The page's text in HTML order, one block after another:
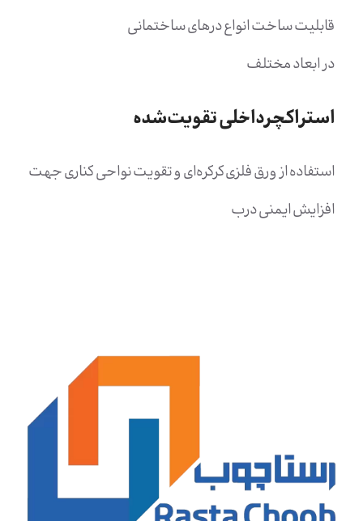
قابلیت ساخت انواع درهای ساختمانی
در ابعاد مختلف
استراکچرداخلی تقویت‌شده
استفاده از ورق فلزی کرکره‌ای و تقویت نواحی کناری جهت
افزایش ایمنی درب